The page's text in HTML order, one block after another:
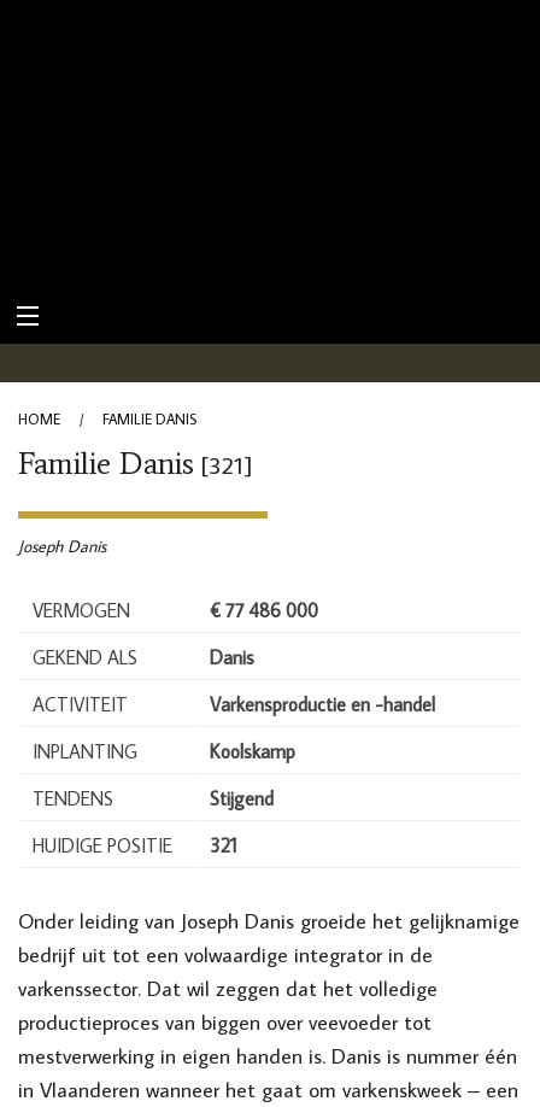
HOME / FAMILIE DANIS
Familie Danis [321]
Joseph Danis
VERMOGEN
€ 77 486 000
GEKEND ALS
Danis
ACTIVITEIT
Varkensproductie en -handel
INPLANTING
Koolskamp
TENDENS
Stijgend
HUIDIGE POSITIE
321
Onder leiding van Joseph Danis groeide het gelijknamige
bedrijf uit tot een volwaardige integrator in de
varkenssector. Dat wil zeggen dat het volledige
productieproces van biggen over veevoeder tot
mestverwerking in eigen handen is. Danis is nummer één
in Vlaanderen wanneer het gaat om varkenskweek – een